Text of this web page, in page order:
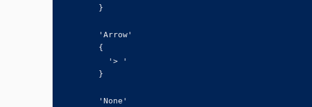
        }
        'Arrow'
        {
          '> '
        }
        'None'